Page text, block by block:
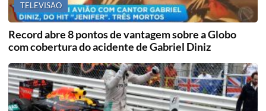
TELEVISÃO
Record abre 8 pontos de vantagem sobre a Globo
com cobertura do acidente de Gabriel Diniz